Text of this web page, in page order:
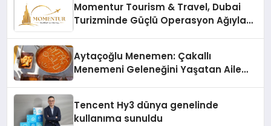
Momentur Tourism & Travel, Dubai
Turizminde Güçlü Operasyon Ağıyla
Aytaçoğlu Menemen: Çakallı
Menemeni Geleneğini Yaşatan Aile
Tencent Hy3 dünya genelinde
kullanıma sunuldu